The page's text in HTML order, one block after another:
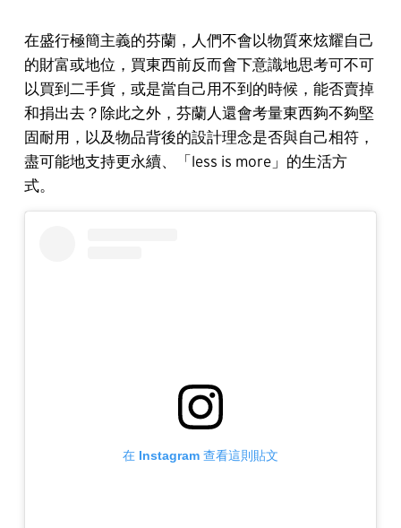
在盛行極簡主義的芬蘭，人們不會以物質來炫耀自己
的財富或地位，買東西前反而會下意識地思考可不可
以買到二手貨，或是當自己用不到的時候，能否賣掉
和捐出去？除此之外，芬蘭人還會考量東西夠不夠堅
固耐用，以及物品背後的設計理念是否與自己相符，
盡可能地支持更永續、「less is more」的生活方
式。
在 Instagram 查看這則貼文